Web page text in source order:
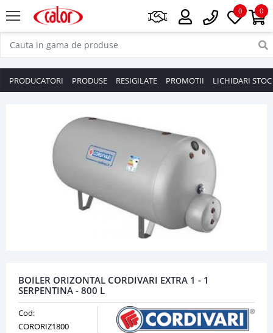
0
0
PRODUCATORI PRODUSE RESIGILATE PROMOTII LICHIDARI STOC
BOILER ORIZONTAL CORDIVARI EXTRA 1 - 1
SERPENTINA - 800 L
Cod:
CORORIZ1800